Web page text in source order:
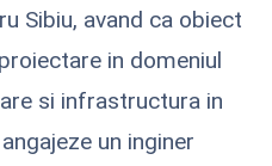
Sibiu, avand ca obiect
in domeniul
si infrastructura in
un inginer